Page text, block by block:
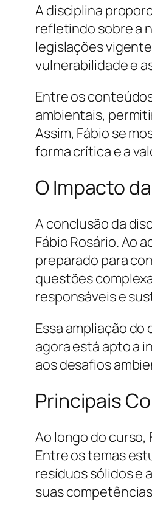
A disciplina
refletindo sobre a
legislações
vulnerabilidade e
Entre os
ambientais,
Assim, Fábio se
forma crítica e a
O Impacto
A conclusão da
Fábio Rosário. Ao
preparado para
questões
responsáveis e
Essa ampliação
agora está apto a
aos desafios
Principais
Ao longo do
Entre os temas
resíduos sólidos e
suas